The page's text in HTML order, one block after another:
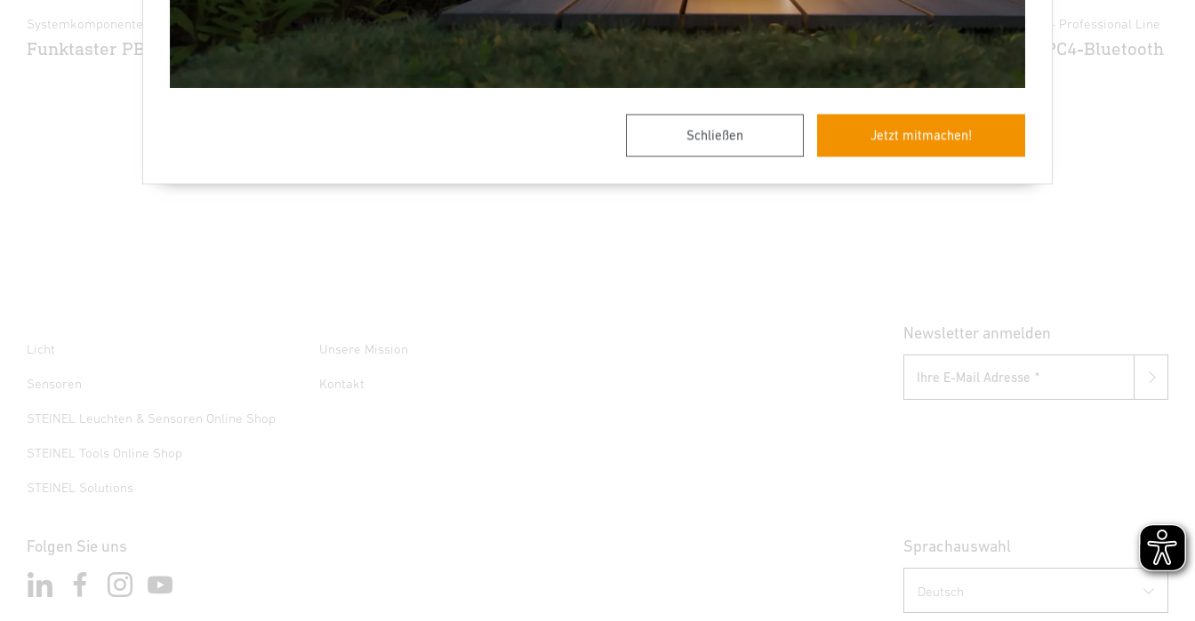
Schließen Jetzt mitmachen!
Systemkomponenten - Professional Line
Funktaster PB2-Bluetooth
Systemkomponenten - Professional Line
Funktaster PB4-Bluetooth
Systemkomponenten - Professional Line
Relais REL5A-Bluetooth
Systemkomponenten - Professional Line
Tasterkoppler PC4-Bluetooth
Licht
Sensoren
STEINEL Leuchten & Sensoren Online Shop
STEINEL Tools Online Shop
STEINEL Solutions
Unsere Mission
Kontakt
Newsletter anmelden
Ihre E-Mail Adresse
Folgen Sie uns Sprachauswahl